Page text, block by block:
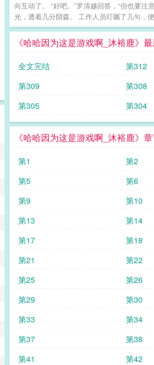
向互动了。 “好吧。”罗清越回答，“但也要
光，透着几分阴森。 工作人员叮嘱了几句，
《哈哈因为这是游戏啊_沐裕鹿》
全文完结 第312
第309
第308
第305
第304
《哈哈因为这是游戏啊_沐裕鹿》
第1 第2
第5
第6
第9
第10
第13
第14
第17
第18
第21
第22
第25
第26
第29
第30
第33
第34
第37
第38
第41
第42